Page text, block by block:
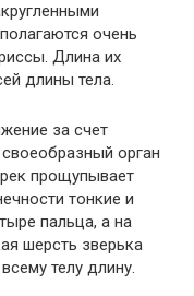
очень
Длина их
длины тела.
за счет
орган
прощупывает
тонкие и
пальца, а на
шерсть зверька
телу длину.